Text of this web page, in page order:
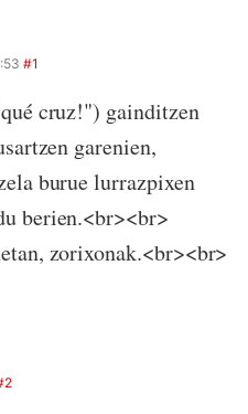
#1
cruz!") gainditzen
garenien,
burue lurrazpixen
berien.<br><br>
zorixonak.<br><br>